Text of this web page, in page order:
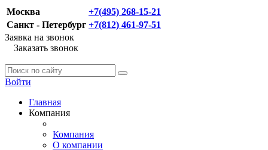
Москва
+7(495) 268-15-21
Санкт - Петербург +7(812) 461-97-51
Заявка на звонок
Заказать звонок
Войти
Главная
Компания
Компания
О компании